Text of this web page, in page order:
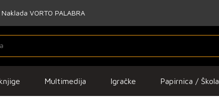
Naklada VORTO PALABRA
Multimedija Igračke Papirnica / Škola